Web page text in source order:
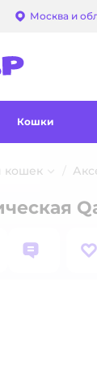
Москва и
Кошки
кошек